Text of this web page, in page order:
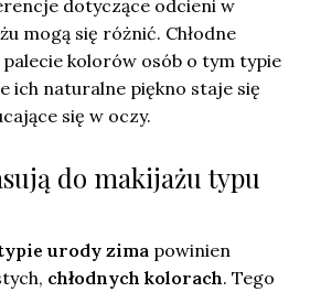
dotyczące odcieni w
mogą się różnić. Chłodne
kolorów osób o tym typie
ich naturalne piękno staje się
się w oczy.
do makijażu typu
urody zima powinien
chłodnych kolorach. Tego